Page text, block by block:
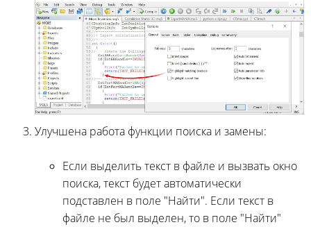
Улучшена работа функции поиска и замены:
Если выделить текст в файле и вызвать окно
поиска, текст будет автоматически
подставлен в поле "Найти". Если текст в
файле не был выделен, то в поле "Найти"